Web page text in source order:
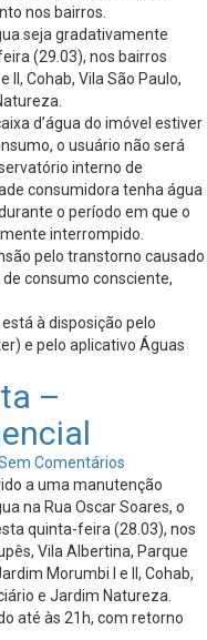
nos bairros.
seja gradativamente
(29.03), nos bairros
II, Cohab, Vila São Paulo,
d’água do imóvel estiver
o usuário não será
interno de
consumidora tenha água
o período em que o
interrompido.
pelo transtorno causado
consumo consciente,
à disposição pelo
e pelo aplicativo Águas
–
Comentários
a uma manutenção
na Rua Oscar Soares, o
quinta-feira (28.03), nos
Vila Albertina, Parque
Morumbi I e II, Cohab,
e Jardim Natureza.
até às 21h, com retorno